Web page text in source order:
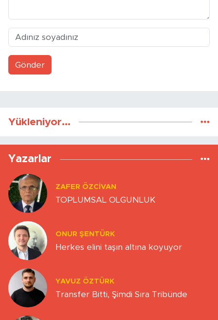
Gönder
Yükleniyor...
Yazarlar
ZAFER ÖZCIVAN
TOPLUMSAL OLGUNLUK
ONUR ŞENTÜRK
Herkes elini taşın altına koyuyor
YAVUZ ÖZTÜRK
Transfer Bitti, Şimdi Sıra Tribünde